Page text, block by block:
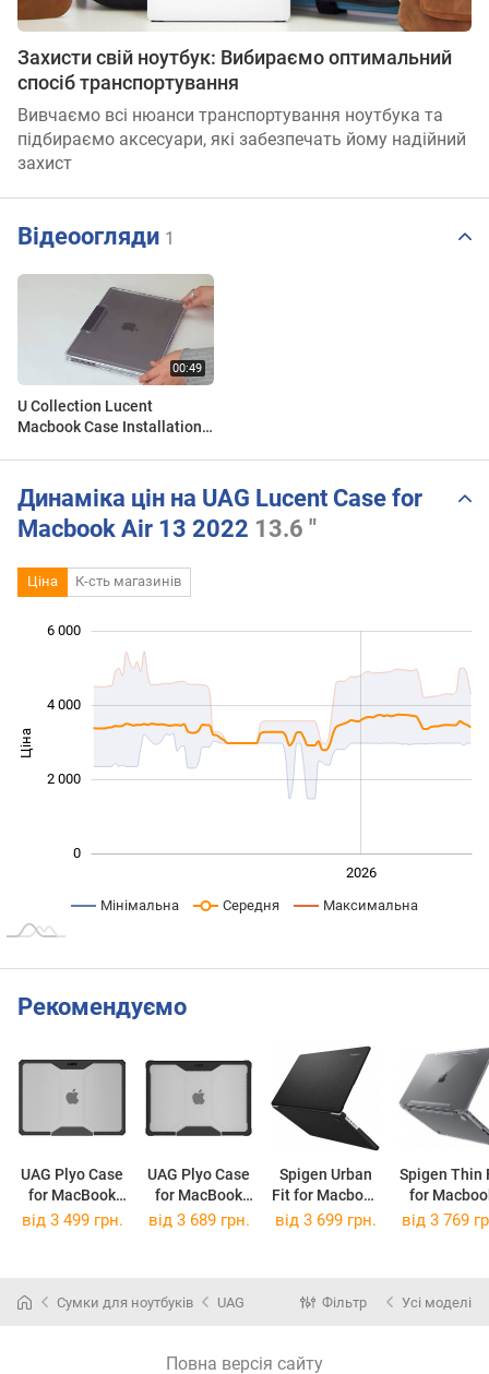
Захисти свій ноутбук: Вибираємо оптимальний
спосіб транспортування
Вивчаємо всі нюанси транспортування ноутбука та
підбираємо аксесуари, які забезпечать йому надійний
захист
Відеоогляди 1
U Collection Lucent
Macbook Case Installation
Динаміка цін на UAG Lucent Case for
Macbook Air 13 2022 13.6 "
Ціна К-сть магазинів
Ціна
0
2 000
4 000
6 000
2026
Мінімальна Середня Максимальна
Рекомендуємо
UAG Plyo Case
for MacBook
Air 13 2022
UAG Plyo Case
for MacBook
Pro 14 2021
Spigen Urban
Fit for Macbook
Pro 14
Spigen Thin
for
Pro 14
від 3 499 грн. від 3 689 грн. від 3 699 грн. від 3 769
Сумки для ноутбуків UAG Фільтр Усі моделі
Повна версія сайту